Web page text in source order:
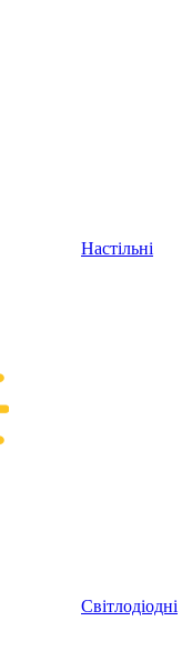
Настільні
Світлодіодні